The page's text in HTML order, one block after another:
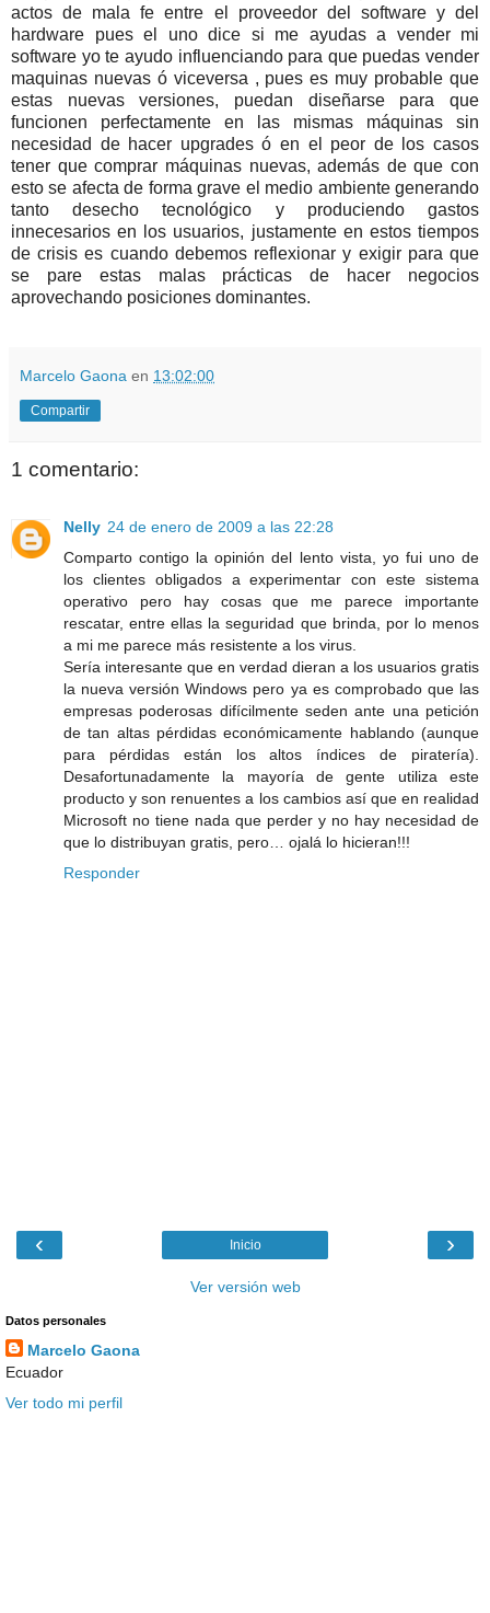
actos de mala fe entre el proveedor del software y del
hardware pues el uno dice si me ayudas a vender mi
software yo te ayudo influenciando para que puedas vender
maquinas nuevas ó viceversa , pues es muy probable que
estas nuevas versiones, puedan diseñarse para que
funcionen perfectamente en las mismas máquinas sin
necesidad de hacer upgrades ó en el peor de los casos
tener que comprar máquinas nuevas, además de que con
esto se afecta de forma grave el medio ambiente generando
tanto desecho tecnológico y produciendo gastos
innecesarios en los usuarios, justamente en estos tiempos
de crisis es cuando debemos reflexionar y exigir para que
se pare estas malas prácticas de hacer negocios
aprovechando posiciones dominantes.
Marcelo Gaona en 13:02:00
Compartir
1 comentario:
Nelly 24 de enero de 2009 a las 22:28
Comparto contigo la opinión del lento vista, yo fui uno de
los clientes obligados a experimentar con este sistema
operativo pero hay cosas que me parece importante
rescatar, entre ellas la seguridad que brinda, por lo menos
a mi me parece más resistente a los virus.
Sería interesante que en verdad dieran a los usuarios gratis
la nueva versión Windows pero ya es comprobado que las
empresas poderosas difícilmente seden ante una petición
de tan altas pérdidas económicamente hablando (aunque
para pérdidas están los altos índices de piratería).
Desafortunadamente la mayoría de gente utiliza este
producto y son renuentes a los cambios así que en realidad
Microsoft no tiene nada que perder y no hay necesidad de
que lo distribuyan gratis, pero… ojalá lo hicieran!!!
Responder
‹ ›
Inicio
Ver versión web
Datos personales
Marcelo Gaona
Ecuador
Ver todo mi perfil